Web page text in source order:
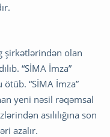
şirkətlərindən olan
“SİMA İmza”
“SİMA İmza”
yeni nəsil rəqəmsal
asılılığına son
azalır.